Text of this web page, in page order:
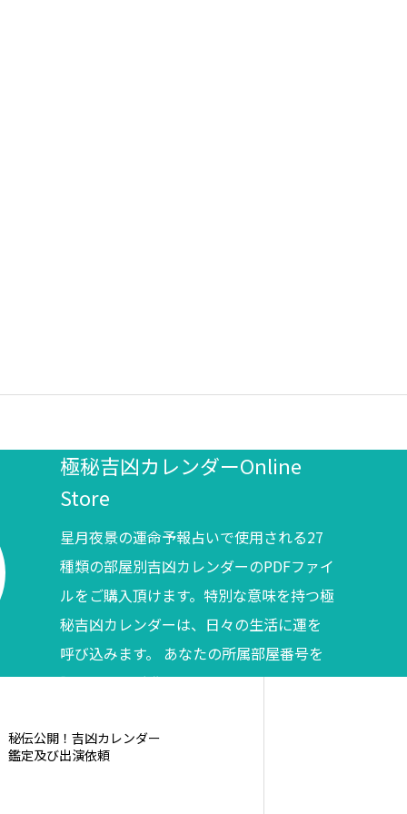
極秘吉凶カレンダーOnline
Store
星月夜景の運命予報占いで使用される27
種類の部屋別吉凶カレンダーのPDFファイ
ルをご購入頂けます。特別な意味を持つ極
秘吉凶カレンダーは、日々の生活に運を
呼び込みます。 あなたの所属部屋番号を
調べてからご購入ください。
秘伝公開！吉凶カレンダー
鑑定及び出演依頼